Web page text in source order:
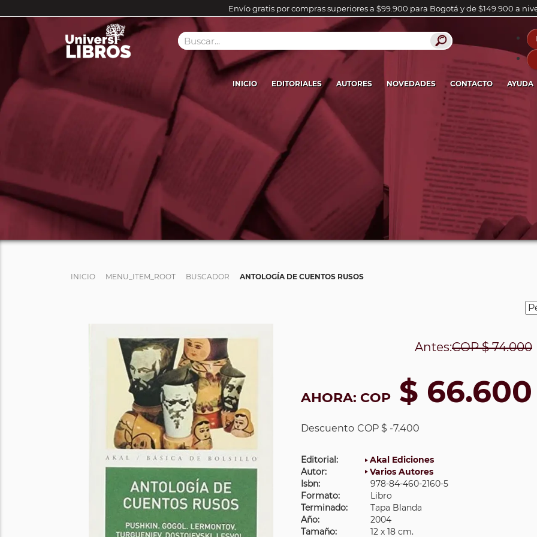
Envío gratis por compras superiores a $99.900 para Bogotá y de $149.900 a
INICIO EDITORIALES AUTORES NOVEDADES CONTACTO AYUDA
INICIO MENU_ITEM_ROOT BUSCADOR ANTOLOGÍA DE CUENTOS RUSOS
Antes:COP$ 74.000
AHORA: COP $ 66.600
Descuento COP $ -7.400
Editorial:
Akal Ediciones
Autor:
Varios Autores
Isbn:
978-84-460-2160-5
Formato:
Libro
Terminado:
Tapa Blanda
Año:
2004
Tamaño:
12 x 18 cm.